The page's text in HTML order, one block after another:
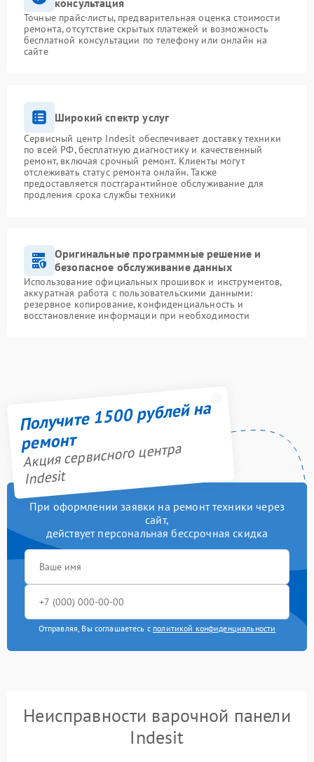
консультация
Точные прайс-листы, предварительная оценка стоимости
ремонта, отсутствие скрытых платежей и возможность
бесплатной консультации по телефону или онлайн на
сайте
Широкий спектр услуг
Сервисный центр Indesit обеспечивает доставку техники
по всей РФ, бесплатную диагностику и качественный
ремонт, включая срочный ремонт. Клиенты могут
отслеживать статус ремонта онлайн. Также
предоставляется постгарантийное обслуживание для
продления срока службы техники
Оригинальные программные решение и
безопасное обслуживание данных
Использование официальных прошивок и инструментов,
аккуратная работа с пользовательскими данными:
резервное копирование, конфиденциальность и
восстановление информации при необходимости
Получите 1500 рублей на
ремонт
Акция сервисного центра
Indesit
При оформлении заявки на ремонт техники через
сайт,
действует персональная бессрочная скидка
Отправляя, Вы соглашаетесь с политикой конфиденциальности
Неисправности варочной панели
Indesit